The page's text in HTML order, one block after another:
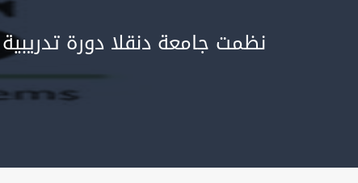
نظمت جامعة دنقلا دورة